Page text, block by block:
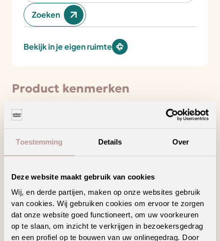
Toestemming Details Over
Deze website maakt gebruik van cookies
Wij, en derde partijen, maken op onze websites gebruik
van cookies. Wij gebruiken cookies om ervoor te zorgen
dat onze website goed functioneert, om uw voorkeuren
op te slaan, om inzicht te verkrijgen in bezoekersgedrag
en een profiel op te bouwen van uw onlinegedrag. Door
Zoeken
Bekijk in je eigen ruimte
Product kenmerken
Minder loopgeluid voor meer wooncomfort
Hoogpolig tapijt voor een warm en sfeervol
interieur
Ook verkrijgbaar als complete traprenovatie
in hetzelfde decor